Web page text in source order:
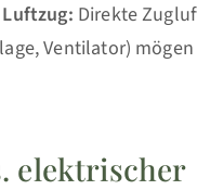
Direkte
Ventilator)
elektrischer